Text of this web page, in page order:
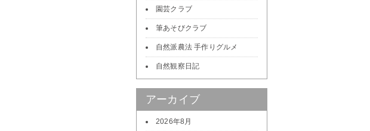
園芸クラブ
筆あそびクラブ
自然派農法 手作りグルメ
自然観察日記
アーカイブ
2026年8月